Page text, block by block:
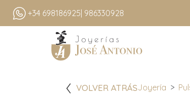
+34 698186925 | 986330928
VOLVER ATRÁSJoyería